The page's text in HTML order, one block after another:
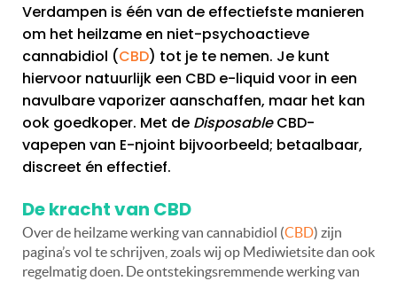
Verdampen is één van de effectiefste manieren
om het heilzame en niet-psychoactieve
cannabidiol (CBD) tot je te nemen. Je kunt
hiervoor natuurlijk een CBD e-liquid voor in een
navulbare vaporizer aanschaffen, maar het kan
ook goedkoper. Met de DisposableCBD-
vapepen van E-njoint bijvoorbeeld; betaalbaar,
discreet én effectief.
De kracht van CBD
Over de heilzame werking van cannabidiol (CBD) zijn
pagina’s vol te schrijven, zoals wij op Mediwietsite dan ook
regelmatig doen. De ontstekingsremmende werking van